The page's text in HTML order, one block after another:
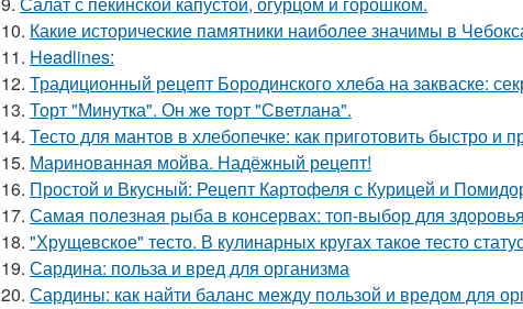
10. Какие исторические памятники наиболее значимы в
11. Headlines:
12. Традиционный рецепт Бородинского хлеба на закваске:
13. Торт "Минутка". Он же торт "Светлана".
14. Тесто для мантов в хлебопечке: как приготовить быстро и
15. Маринованная мойва. Надёжный рецепт!
16. Простой и Вкусный: Рецепт Картофеля с Курицей и
17. Самая полезная рыба в консервах: топ-выбор для здоровья
18. "Хрущевское" тесто. В кулинарных кругах такое тесто
19. Сардина: польза и вред для организма
20. Сардины: как найти баланс между пользой и вредом для